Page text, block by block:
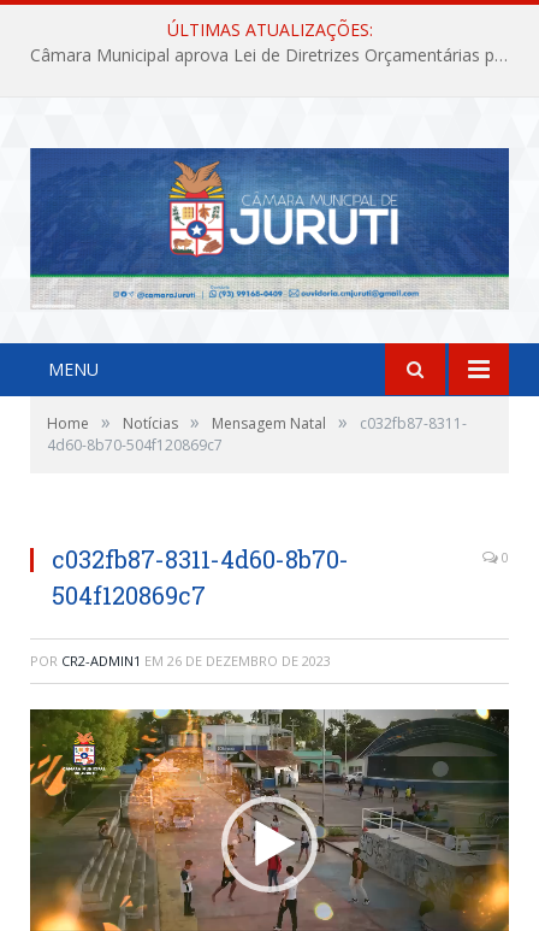
ÚLTIMAS ATUALIZAÇÕES:
Câmara Municipal aprova Lei de Diretrizes Orçamentárias para o exercício financeiro de 2027
MENU
Home » Notícias » Mensagem Natal »
c032fb87-8311-
4d60-8b70-504f120869c7
c032fb87-8311-4d60-8b70-
504f120869c7
0
POR CR2-ADMIN1 EM 26 DE DEZEMBRO DE 2023
Tocador
de
vídeo